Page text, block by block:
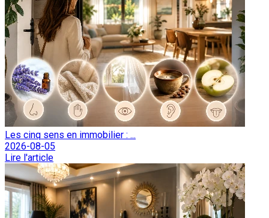
Les cinq sens en immobilier : ...
2026-08-05
Lire l'article